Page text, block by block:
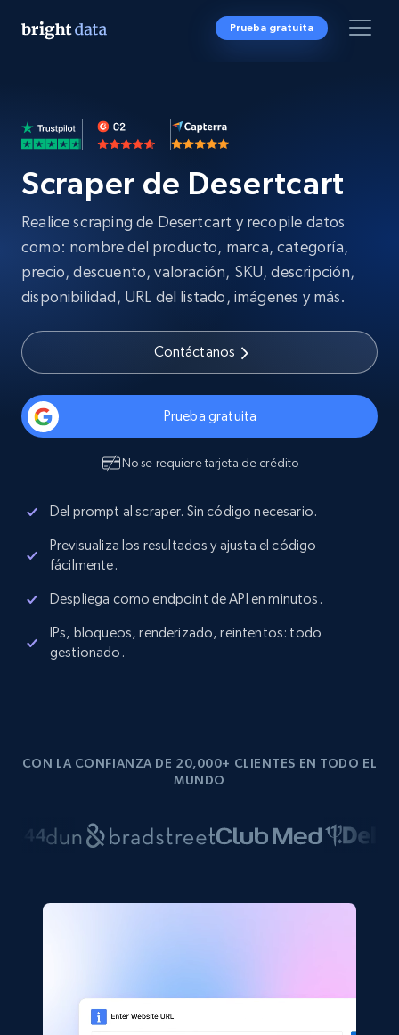
Prueba gratuita
Scraper de Desertcart
Realice scraping de Desertcart y recopile datos
como: nombre del producto, marca, categoría,
precio, descuento, valoración, SKU, descripción,
disponibilidad, URL del listado, imágenes y más.
Contáctanos
Prueba gratuita
No se requiere tarjeta de crédito
Del prompt al scraper. Sin código necesario.
Previsualiza los resultados y ajusta el código
fácilmente.
Despliega como endpoint de API en minutos.
IPs, bloqueos, renderizado, reintentos: todo
gestionado.
CON LA CONFIANZA DE 20,000+ CLIENTES EN TODO EL
MUNDO